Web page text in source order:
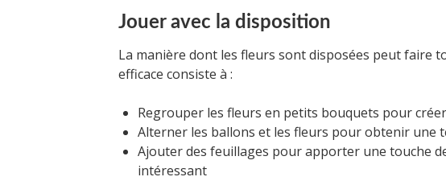
Jouer avec la disposition
La manière dont les fleurs sont disposées peut faire
efficace consiste à :
Regrouper les fleurs en petits bouquets pour
Alterner les ballons et les fleurs pour obtenir une
Ajouter des feuillages pour apporter une touche
intéressant